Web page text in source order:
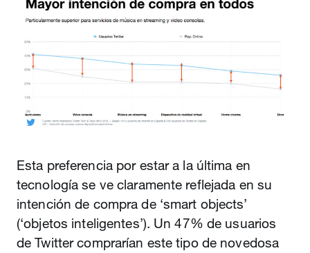
Esta preferencia por estar a la última en
tecnología se ve claramente reflejada en su
intención de compra de ‘smart objects’
(‘objetos inteligentes’). Un 47% de usuarios
de Twitter comprarían este tipo de novedosa